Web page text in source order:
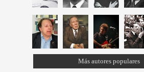
Más autores populares